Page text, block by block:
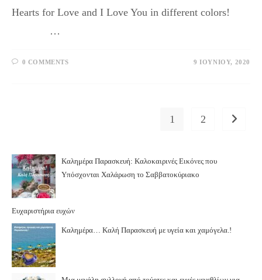
Hearts for Love and I Love You in different colors!
…
0 COMMENTS 9 ΙΟΥΝΊΟΥ, 2020
1 2 Go to
Καλημέρα Παρασκευή: Καλοκαιρινές Εικόνες που
Υπόσχονται Χαλάρωση το Σαββατοκύριακο
Ευχαριστήρια ευχών
Καλημέρα… Καλή Παρασκευή με υγεία και χαμόγελα.!